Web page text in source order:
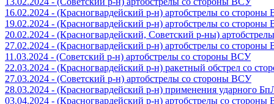
16.02.2024 - (Красногвардейский р-н) артобстрелы со
19.02.2024 - (Красногвардейский р-н) артобстрелы со
20.02.2024 - (Красногвардейский, Советский р-ны)
27.02.2024 - (Красногвардейский р-н) артобстрелы со
11.03.2024 - (Советский р-н) артобстрелы со стороны ВСУ
22.03.2024 - (Красногвардейский р-н) ракетный обстрел со
27.03.2024 - (Советский р-н) артобстрелы со стороны ВСУ
28.03.2024 - (Красногвардейский р-н) применения ударного
03.04.2024 - (Красногвардейский р-н) артобстрелы со